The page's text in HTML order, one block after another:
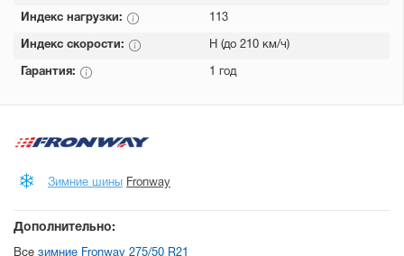
Индекс нагрузки: 113
Индекс скорости: H (до 210 км/ч)
Гарантия: 1 год
Зимние шины Fronway
Дополнительно:
Все зимние Fronway 275/50 R21